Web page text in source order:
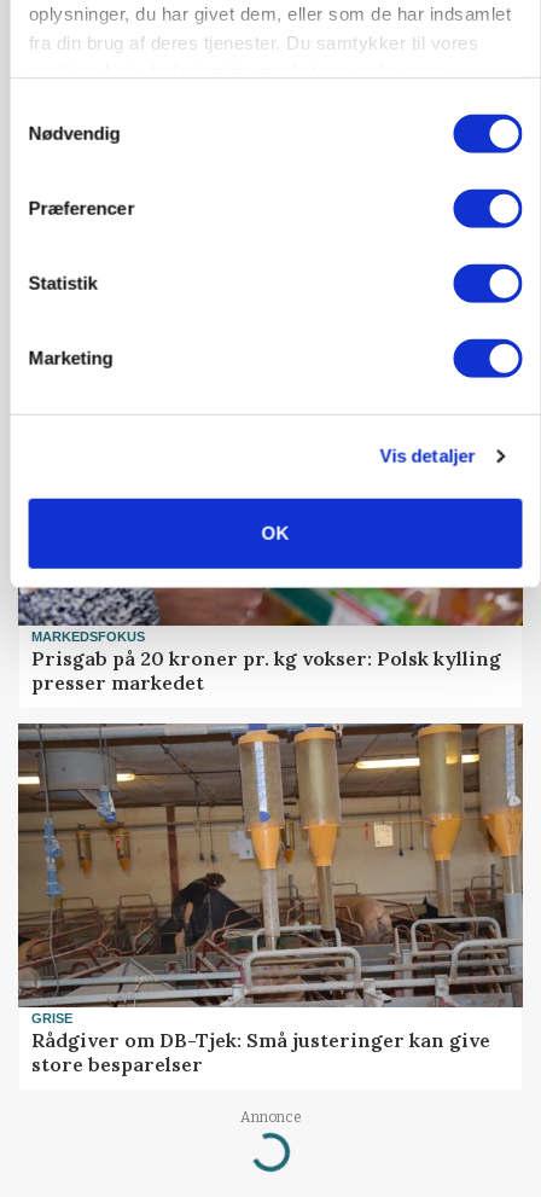
oplysninger, du har givet dem, eller som de har indsamlet
fra din brug af deres tjenester. Du samtykker til vores
Nødvendig
Præferencer
Statistik
Marketing
Vis detaljer
OK
Ejer eller medejer? Nyt tv-format udfordrer
MARKEDSFOKUS
Prisgab på 20 kroner pr. kg vokser: Polsk kylling
presser markedet
GRISE
Rådgiver om DB-Tjek: Små justeringer kan give
store besparelser
Annonce
Loading...